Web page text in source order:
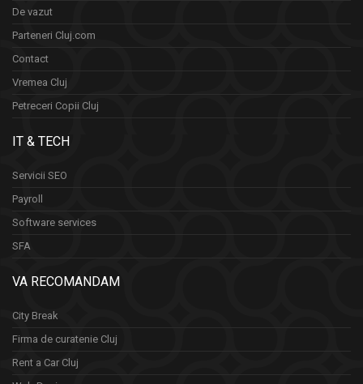
De vazut
Parteneri Cluj.com
Contact
Vremea Cluj
Petreceri Copii Cluj
IT & TECH
Servicii SEO
Payroll
Software services
SFA
VA RECOMANDAM
City Break
Firma de curatenie Cluj
Rent a Car Cluj